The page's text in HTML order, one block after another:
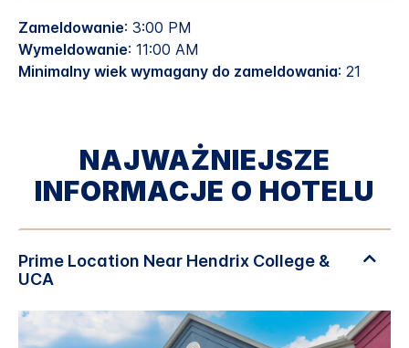
Zameldowanie: 3:00 PM
Wymeldowanie: 11:00 AM
Minimalny wiek wymagany do zameldowania: 21
NAJWAŻNIEJSZE
INFORMACJE O HOTELU